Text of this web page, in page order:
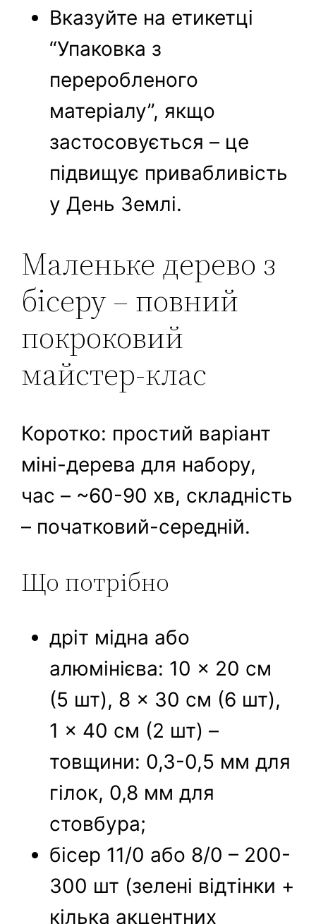
Вказуйте на етикетці
“Упаковка з
переробленого
матеріалу”, якщо
застосовується – це
підвищує привабливість
у День Землі.
Маленьке дерево з
бісеру – повний
покроковий
майстер-клас
Коротко: простий варіант
міні-дерева для набору,
час – ~60-90 хв, складність
– початковий-середній.
Що потрібно
дріт мідна або
алюмінієва: 10 × 20 см
(5 шт), 8 × 30 см (6 шт),
1 × 40 см (2 шт) –
товщини: 0,3-0,5 мм для
гілок, 0,8 мм для
стовбура;
бісер 11/0 або 8/0 – 200-
300 шт (зелені відтінки +
кілька акцентних